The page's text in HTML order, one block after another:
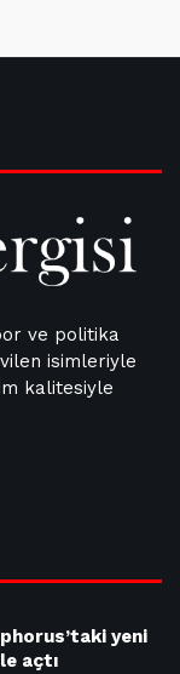
ve politika
isimleriyle
kalitesiyle
yeni
açtı